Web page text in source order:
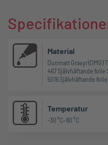
Material
Duomatt Gravyr (DMG)
467 Självhäftande folie
5016 Självhäftande
Temperatur
-30 °C–80 °C